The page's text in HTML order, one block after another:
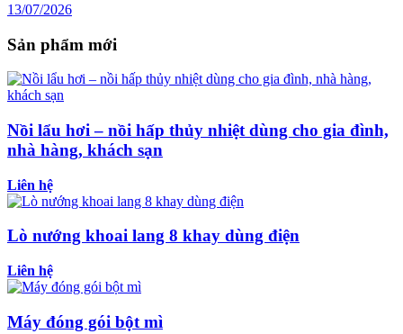
13/07/2026
Sản phẩm mới
Nồi lẩu hơi – nồi hấp thủy nhiệt dùng cho gia đình,
nhà hàng, khách sạn
Liên hệ
Lò nướng khoai lang 8 khay dùng điện
Liên hệ
Máy đóng gói bột mì